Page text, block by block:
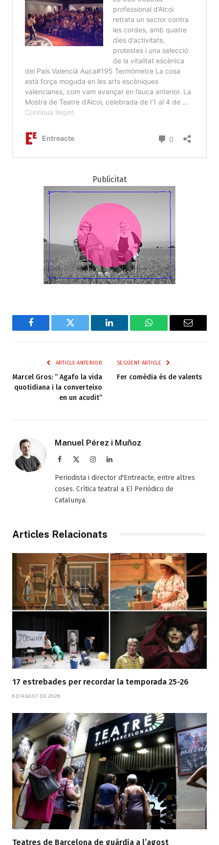
Publicitat
Facebook Twitter LinkedIn WhatsAppEmail
ARTICLE ANTERIOR
Marcel Gros: ” Agafo la vida
quotidiana i la converteixo
en un acudit”
SEGÜENT ARTICLE
Fer comèdia és de valents
Manuel Pérez i Muñoz
Facebook InstagramLinkedIn
Periodista i director d'Entreacte, entre altres
coses. Crítica teatral a El Periódico de
Catalunya.
Articles Relacionats
17 estrebades per recordar la temporada 25-26
6 D'AGOST DE 2026
Teatres de Barcelona de guàrdia a l’agost